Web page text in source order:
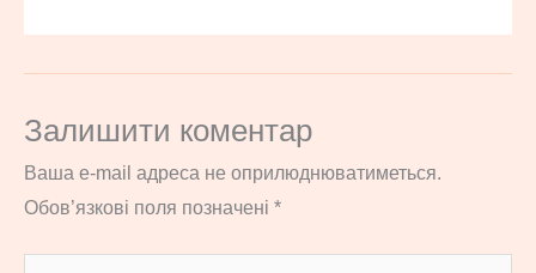
Залишити коментар
Ваша e-mail адреса не оприлюднюватиметься.
Обов’язкові поля позначені *